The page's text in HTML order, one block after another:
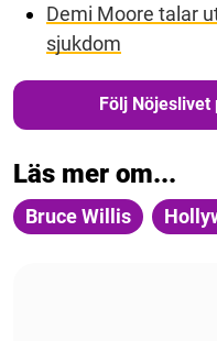
Demi Moore talar
sjukdom
Följ Nöjeslivet
Läs mer om...
Bruce Willis